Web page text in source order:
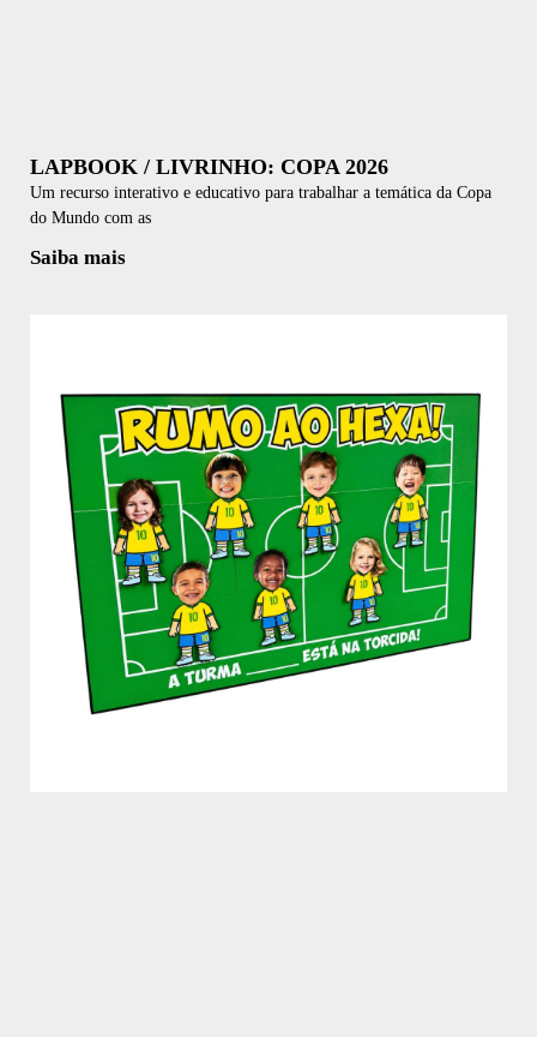
LAPBOOK / LIVRINHO: COPA 2026
Um recurso interativo e educativo para trabalhar a temática da Copa
do Mundo com as
Saiba mais